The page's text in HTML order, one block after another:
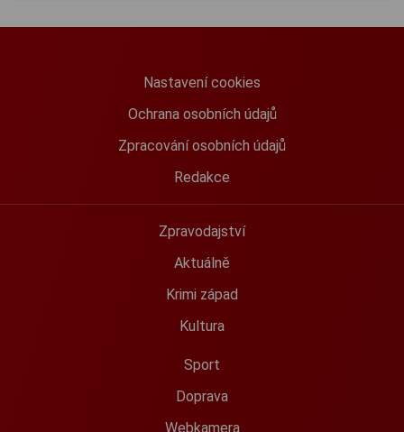
Nastavení cookies
Ochrana osobních údajů
Zpracování osobních údajů
Redakce
Zpravodajství
Aktuálně
Krimi západ
Kultura
Sport
Doprava
Webkamera